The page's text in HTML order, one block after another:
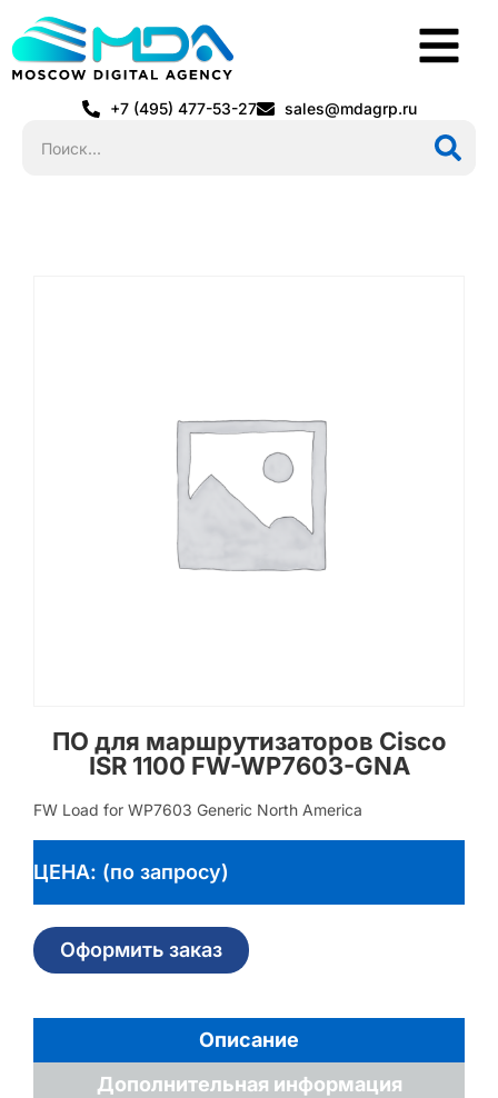
+7 (495) 477-53-27 sales@mdagrp.ru
ПО для маршрутизаторов Cisco
ISR 1100 FW-WP7603-GNA
FW Load for WP7603 Generic North America
ЦЕНА: (по запросу)
Оформить заказ
Описание
Дополнительная информация